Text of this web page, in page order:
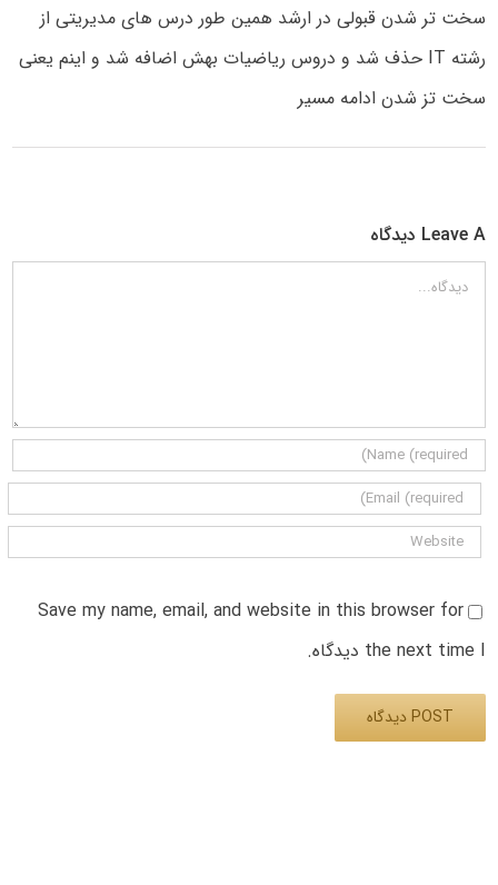
سخت تر شدن قبولی در ارشد همین طور درس های مدیریتی از
رشته IT حذف شد و دروس ریاضیات بهش اضافه شد و اینم یعنی
سخت تز شدن ادامه مسیر
Leave A دیدگاه
دیدگاه
Save my name, email, and website in this browser for
the next time I دیدگاه.